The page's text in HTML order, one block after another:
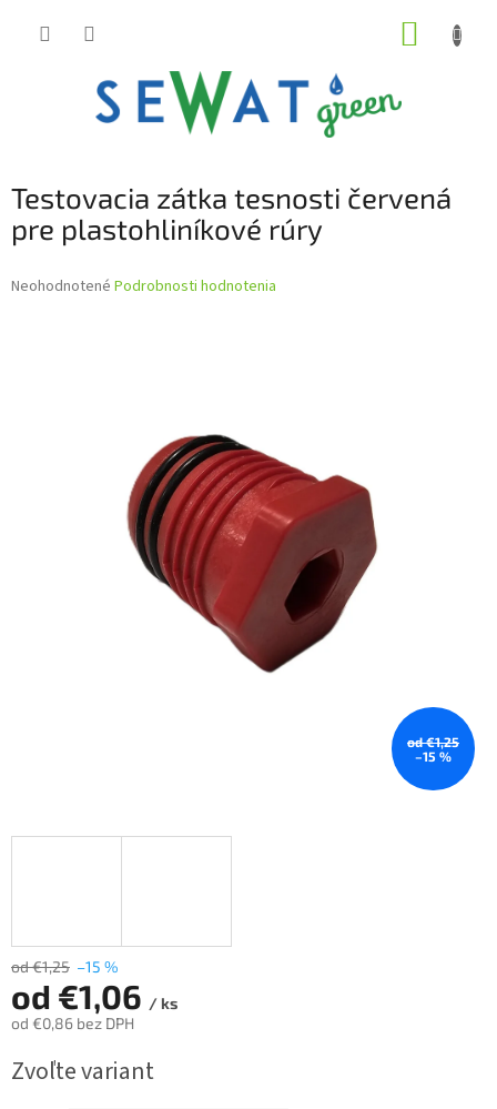
Testovacia zátka tesnosti červená
pre plastohliníkové rúry
Priemerné
Neohodnotené Podrobnosti hodnotenia
od €1,25
–15 %
od €1,25 –15 %
od €1,06 / ks
od €0,86 bez DPH
cena:
Zvoľte variant